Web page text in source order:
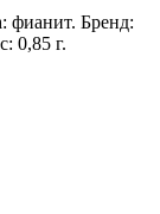
фианит. Бренд:
0,85 г.